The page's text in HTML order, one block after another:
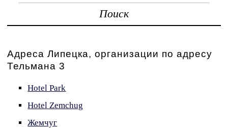
Поиск
Адреса Липецка, организации по адресу
Тельмана 3
Hotel Park
Hotel Zemchug
Жемчуг